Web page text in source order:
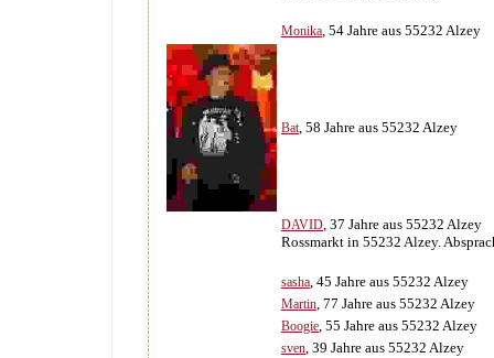
Monika, 54 Jahre aus 55232 Alzey
Bat, 58 Jahre aus 55232 Alzey
DAVID, 37 Jahre aus 55232 Alzey
Rossmarkt in 55232 Alzey.
sasha, 45 Jahre aus 55232 Alzey
Martin, 77 Jahre aus 55232 Alzey
Boogie, 55 Jahre aus 55232 Alzey
sven, 39 Jahre aus 55232 Alzey